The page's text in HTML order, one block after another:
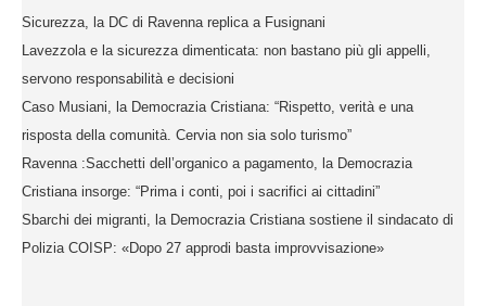
Sicurezza, la DC di Ravenna replica a Fusignani
Lavezzola e la sicurezza dimenticata: non bastano più gli appelli,
servono responsabilità e decisioni
Caso Musiani, la Democrazia Cristiana: “Rispetto, verità e una
risposta della comunità. Cervia non sia solo turismo”
Ravenna :Sacchetti dell’organico a pagamento, la Democrazia
Cristiana insorge: “Prima i conti, poi i sacrifici ai cittadini”
Sbarchi dei migranti, la Democrazia Cristiana sostiene il sindacato di
Polizia COISP: «Dopo 27 approdi basta improvvisazione»